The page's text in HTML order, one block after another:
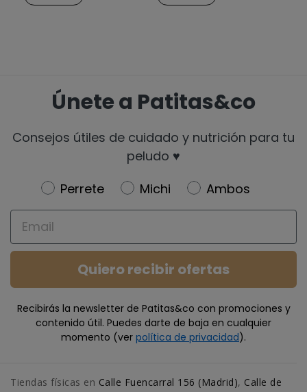
Únete a Patitas&co
Consejos útiles de cuidado y nutrición para tu
peludo ♥️
Newsletter
Perrete Michi
Ambos
Email
Quiero recibir ofertas
Recibirás la newsletter de Patitas&co con promociones y
contenido útil. Puedes darte de baja en cualquier
momento (ver política de privacidad).
Tiendas físicas en Calle Fuencarral 156 (Madrid), Calle de